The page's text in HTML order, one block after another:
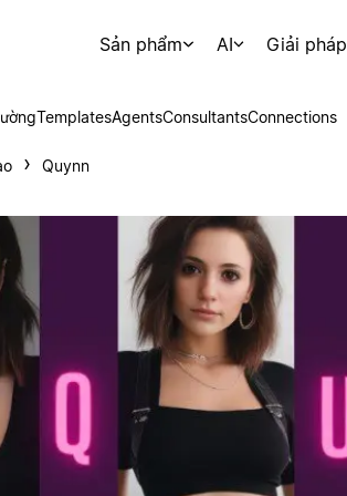
Sản phẩm AI Giải pháp
TemplatesAgentsConsultantsConnections
Quynn